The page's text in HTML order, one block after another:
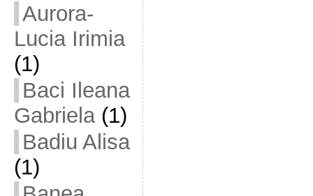
Aurora-
Lucia Irimia
(1)
Baci Ileana
Gabriela(1)
Badiu Alisa
(1)